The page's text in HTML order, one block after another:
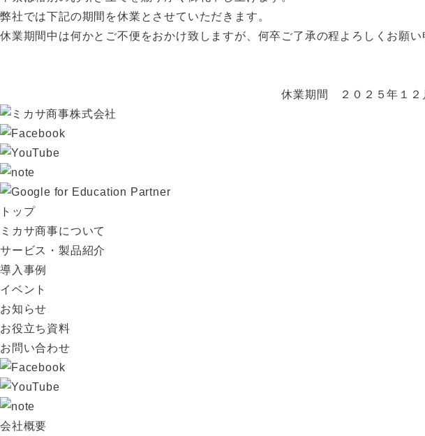
弊社では下記の期間を休業とさせていただきます。
休業期間中は何かとご不便をおかけ致しますが、何卒ご了承の程よろしくお願い
休業期間 ２０２５年１２
トップ
ミカサ商事について
サービス・製品紹介
導入事例
イベント
お知らせ
お役立ち資料
お問い合わせ
会社概要